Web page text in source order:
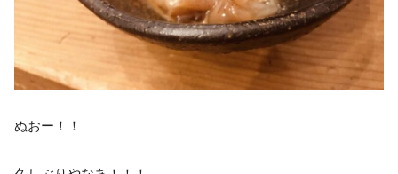
ぬおー！！